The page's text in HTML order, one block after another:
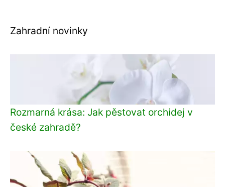
Zahradní novinky
Rozmarná krása: Jak pěstovat orchidej v
české zahradě?